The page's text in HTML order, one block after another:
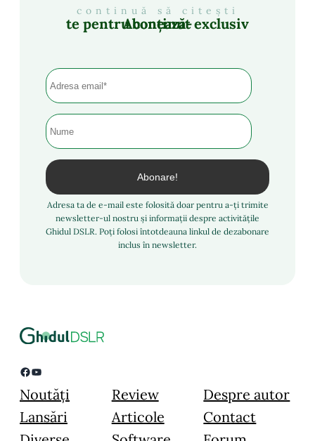
continuă să citești
Abonează-te pentru conținut exclusiv
Adresa ta de e-mail este folosită doar pentru a-ți trimite
newsletter-ul nostru și informații despre activitățile
Ghidul DSLR. Poți folosi întotdeauna linkul de dezabonare
inclus în newsletter.
Facebook YouTube
Noutăți
Lansări
Review
Articole
Despre autor
Contact